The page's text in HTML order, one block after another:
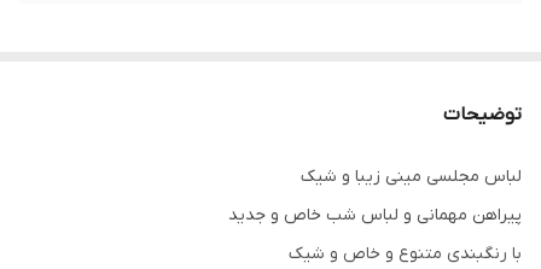
توضیحات
لباس مجلسی مینی زیبا و شیک
پیراهن مهمانی و لباس شب خاص و جدید
با رنگبندی متنوع و خاص و شیک